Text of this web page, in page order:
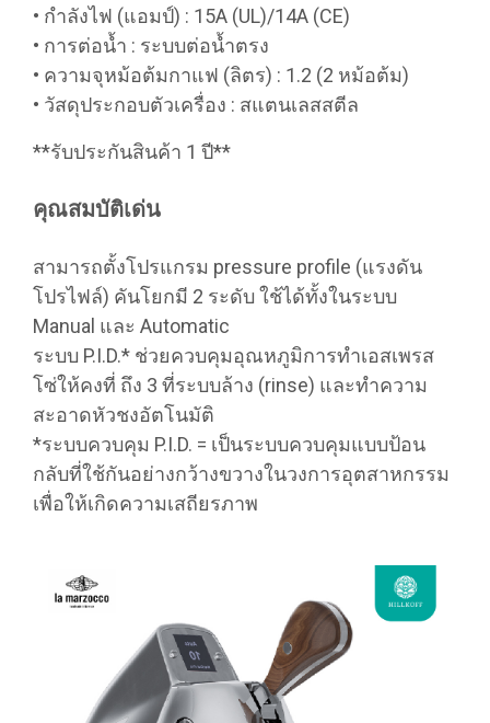
• กำลังไฟ (แอมป์) : 15A (UL)/14A (CE)
• การต่อน้ำ : ระบบต่อน้ำตรง
• ความจุหม้อต้มกาแฟ (ลิตร) : 1.2 (2 หม้อต้ม)
• วัสดุประกอบตัวเครื่อง : สแตนเลสสตีล
**รับประกันสินค้า 1 ปี**
คุณสมบัติเด่น
สามารถตั้งโปรแกรม pressure profile (แรงดัน
โปรไฟล์) คันโยกมี 2 ระดับ ใช้ได้ทั้งในระบบ
Manual และ Automatic
ระบบ P.I.D.* ช่วยควบคุมอุณหภูมิการทำเอสเพรส
โซ่ให้คงที่ ถึง 3 ที่ระบบล้าง (rinse) และทำความ
สะอาดหัวชงอัตโนมัติ
*ระบบควบคุม P.I.D. = เป็นระบบควบคุมแบบป้อน
กลับที่ใช้กันอย่างกว้างขวางในวงการอุตสาหกรรม
เพื่อให้เกิดความเสถียรภาพ